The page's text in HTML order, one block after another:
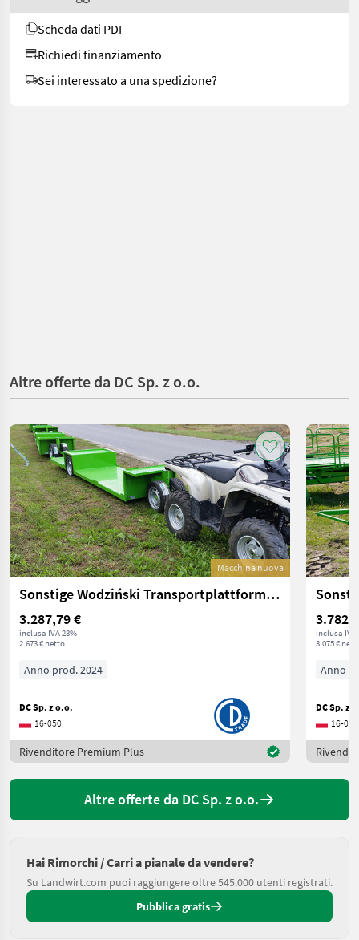
Scheda dati PDF
Richiedi finanziamento
Sei interessato a una spedizione?
Altre offerte da DC Sp. z o.o.
Macchina nuova
Sonstige Wodziński Transportplattform / Orchard platforms
3.287,79 €
inclusa IVA 23%
2.673 € netto
Anno prod. 2024
DC Sp. z o.o.
16-050
Rivenditore Premium Plus
inclusa IVA
3.075 €
Anno
DC Sp. z
16-050
Altre offerte da DC Sp. z o.o.
Hai Rimorchi / Carri a pianale da vendere?
Su Landwirt.com puoi raggiungere oltre 545.000 utenti registrati.
Pubblica gratis